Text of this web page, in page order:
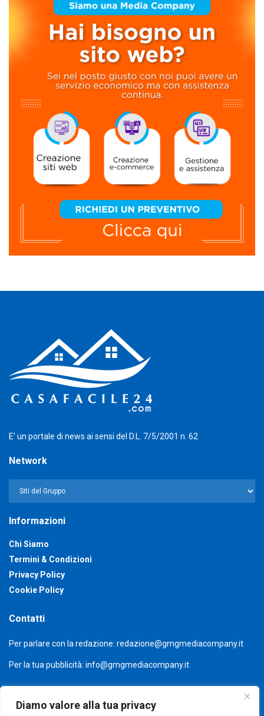
Diamo valore alla tua privacy
E’ un portale di news ai sensi del D.L. 7/5/2001 n. 62
Network
Informazioni
Chi Siamo
Termini & Condizioni
Privacy Policy
Cookie Policy
Contatti
Per parlare con la redazione: redazione@gmgmediacompany.it
Per la tua pubblicità: info@gmgmediacompany.it